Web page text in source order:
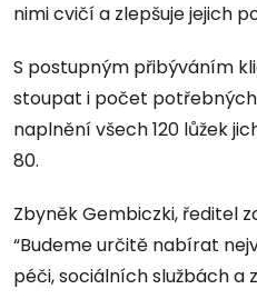
nimi cvičí a zlepšuje jejich
S postupným přibýváním
stoupat i počet
naplnění všech 120 lůžek
80.
Zbyněk Gembiczki, ředitel
“Budeme určitě nabírat
péči, sociálních službách a